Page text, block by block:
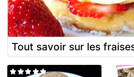
Tout savoir sur les